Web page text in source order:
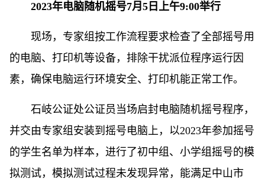
2023年电脑随机摇号7月5日上午9:00举行
现场，专家组按工作流程要求检查了全部摇号用
的电脑、打印机等设备，排除干扰派位程序运行因
素，确保电脑运行环境安全、打印机能正常工作。
石岐公证处公证员当场启封电脑随机摇号程序，
并交由专家组安装到摇号电脑上，以2023年参加摇号
的学生名单为样本，进行了初中组、小学组摇号的模
拟测试，模拟测试过程未发现异常，能满足中山市